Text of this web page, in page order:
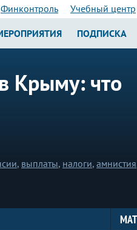
Финконтроль Учебный центр
ПОДПИСКА
Крыму: что
, выплаты, налоги, амнистия